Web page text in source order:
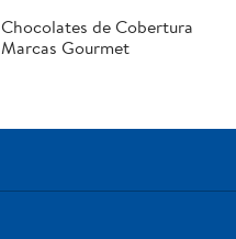
Chocolates de Cobertura
Marcas Gourmet